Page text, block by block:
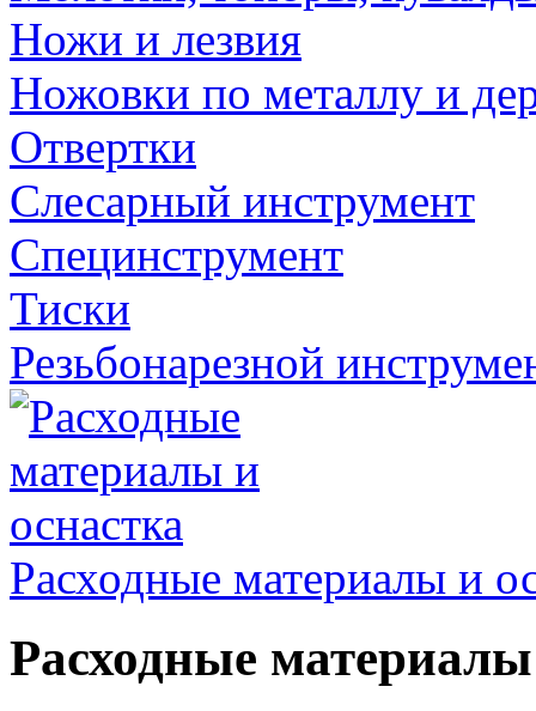
Ножи и лезвия
Ножовки по металлу и
Отвертки
Слесарный инструмент
Специнструмент
Тиски
Резьбонарезной
Расходные материалы и
Расходные